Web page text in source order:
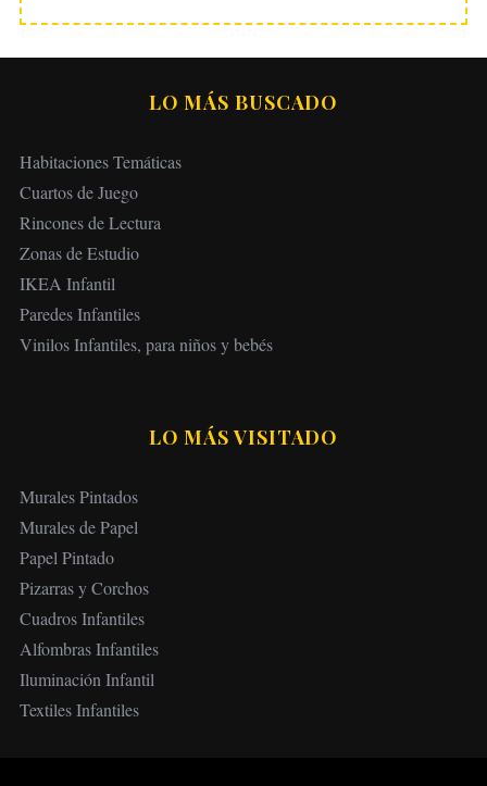
LO MÁS BUSCADO
Habitaciones Temáticas
Cuartos de Juego
Rincones de Lectura
Zonas de Estudio
IKEA Infantil
Paredes Infantiles
Vinilos Infantiles, para niños y bebés
LO MÁS VISITADO
Murales Pintados
Murales de Papel
Papel Pintado
Pizarras y Corchos
Cuadros Infantiles
Alfombras Infantiles
Iluminación Infantil
Textiles Infantiles